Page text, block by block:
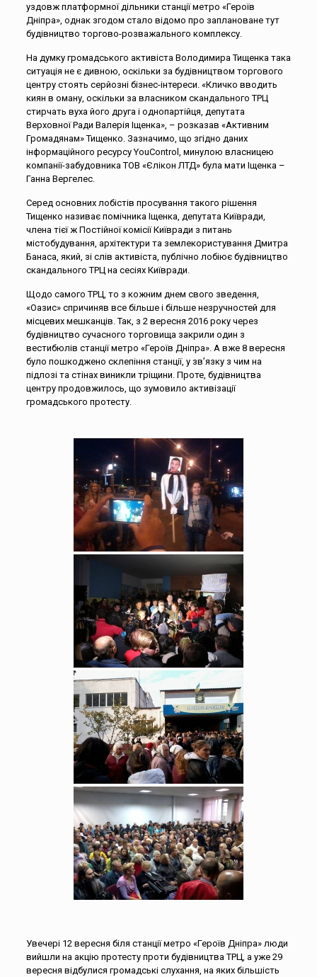
уздовж платформної дільники станції метро «Героїв
Дніпра», однак згодом стало відомо про заплановане тут
будівництво торгово-розважального комплексу.
На думку громадського активіста Володимира Тищенка така
ситуація не є дивною, оскільки за будівництвом торгового
центру стоять серйозні бізнес-інтереси. «Кличко вводить
киян в оману, оскільки за власником скандального ТРЦ
стирчать вуха його друга і однопартійця, депутата
Верховної Ради Валерія Іщенка», – розказав «Активним
Громадянам» Тищенко. Зазначимо, що згідно даних
інформаційного ресурсу YouControl, минулою власницею
компанії-забудовника ТОВ «Єлікон ЛТД» була мати Іщенка –
Ганна Вергелес.
Серед основних лобістів просування такого рішення
Тищенко називає помічника Іщенка, депутата Київради,
члена тієї ж Постійної комісії Київради з питань
містобудування, архітектури та землекористування Дмитра
Банаса, який, зі слів активіста, публічно лобіює будівництво
скандального ТРЦ на сесіях Київради.
Щодо самого ТРЦ, то з кожним днем свого зведення,
«Оазис» спричиняв все більше і більше незручностей для
місцевих мешканців. Так, з 2 вересня 2016 року через
будівництво сучасного торговища закрили один з
вестибюлів станції метро «Героїв Дніпра». А вже 8 вересня
було пошкоджено склепіння станції, у зв’язку з чим на
підлозі та стінах виникли тріщини. Проте, будівництва
центру продовжилось, що зумовило активізації
громадського протесту.
Увечері 12 вересня біля станції метро «Героїв Дніпра» люди
вийшли на акцію протесту проти будівництва ТРЦ, а уже 29
вересня відбулися громадські слухання, на яких більшість